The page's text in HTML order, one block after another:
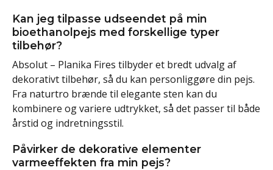
Kan jeg tilpasse udseendet på min
bioethanolpejs med forskellige typer
tilbehør?
Absolut – Planika Fires tilbyder et bredt udvalg af
dekorativt tilbehør, så du kan personliggøre din pejs.
Fra naturtro brænde til elegante sten kan du
kombinere og variere udtrykket, så det passer til både
årstid og indretningsstil.
Påvirker de dekorative elementer
varmeeffekten fra min pejs?